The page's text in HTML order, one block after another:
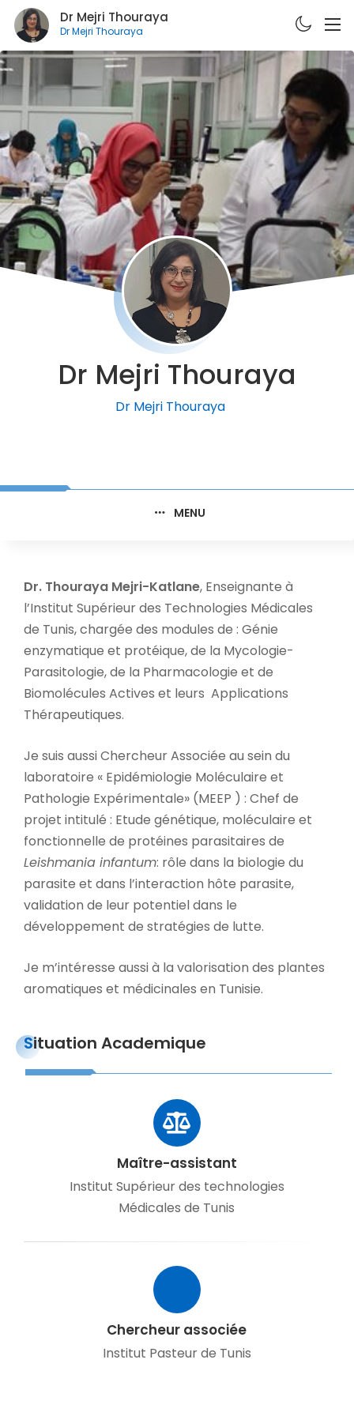
Dr Mejri Thouraya
Dr Mejri Thouraya
A PROPOS
CURRICULUM VITÆ
PUBLICATIONS
FORMATIONS
E-LEARNING
CONTACT
Dr Mejri Thouraya
Dr Mejri Thouraya
MENU
Dr. Thouraya Mejri-Katlane, Enseignante à
l’Institut Supérieur des Technologies Médicales
de Tunis, chargée des modules de : Génie
enzymatique et protéique, de la Mycologie-
Parasitologie, de la Pharmacologie et de
Biomolécules Actives et leurs Applications
Thérapeutiques.
Je suis aussi Chercheur Associée au sein du
laboratoire « Epidémiologie Moléculaire et
Pathologie Expérimentale» (MEEP ) : Chef de
projet intitulé : Etude génétique, moléculaire et
fonctionnelle de protéines parasitaires de
Leishmania infantum: rôle dans la biologie du
parasite et dans l’interaction hôte parasite,
validation de leur potentiel dans le
développement de stratégies de lutte.
Je m’intéresse aussi à la valorisation des plantes
aromatiques et médicinales en Tunisie.
Situation Academique
Maître-assistant
Institut Supérieur des technologies
Médicales de Tunis
Chercheur associée
Institut Pasteur de Tunis